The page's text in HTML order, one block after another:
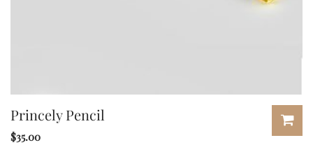
Princely Pencil
$35.00